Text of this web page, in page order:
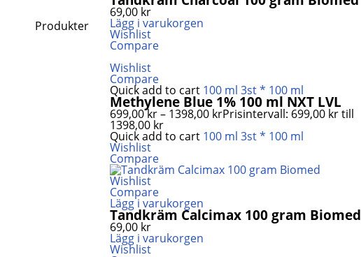
Produkter
69,00 kr
Lägg i varukorgen
Wishlist
Compare
Wishlist
Compare
Quick add to cart 100 ml 3st * 100 ml
Methylene Blue 1% 100 ml NXT LVL
699,00kr– 1398,00 krPrisintervall: 699,00 kr till
1398,00 kr
Quick add to cart 100 ml 3st * 100 ml
Wishlist
Compare
Wishlist
Compare
Lägg i varukorgen
Tandkräm Calcimax 100 gram Biomed
69,00 kr
Lägg i varukorgen
Wishlist